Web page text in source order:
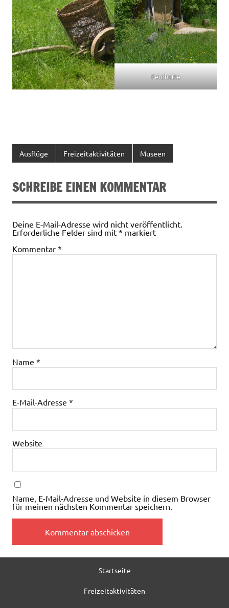
Feldhütte
Ausflüge Freizeitaktivitäten Museen
SCHREIBE EINEN KOMMENTAR
Deine E-Mail-Adresse wird nicht veröffentlicht.
Erforderliche Felder sind mit * markiert
Kommentar *
Name *
E-Mail-Adresse *
Website
Name, E-Mail-Adresse und Website in diesem Browser
für meinen nächsten Kommentar speichern.
Startseite
Freizeitaktivitäten